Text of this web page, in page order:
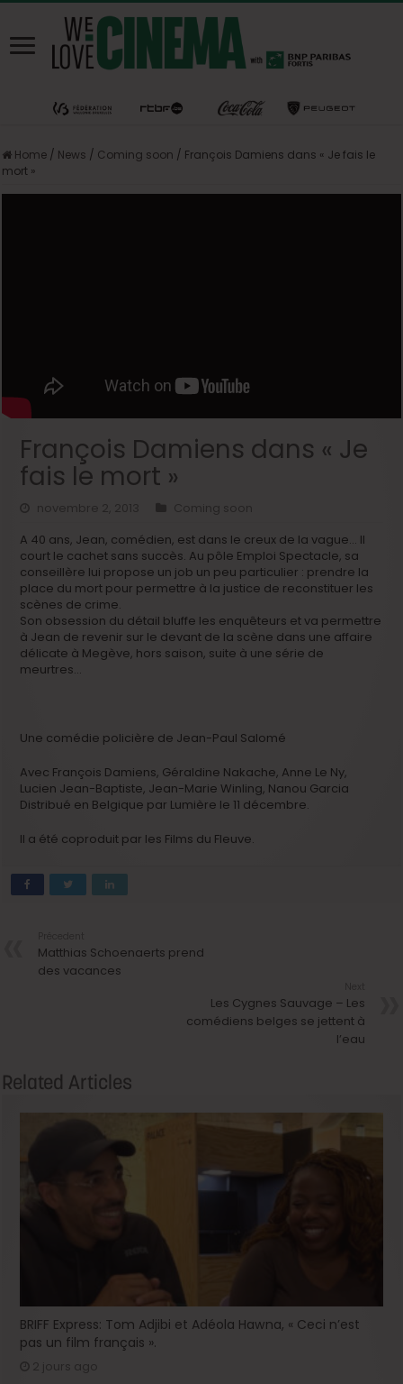
Home / News / Coming soon / François Damiens dans « Je fais le
mort »
François Damiens dans « Je
fais le mort »
novembre 2, 2013
Coming soon
A 40 ans, Jean, comédien, est dans le creux de la vague… Il
court le cachet sans succès. Au pôle Emploi Spectacle, sa
conseillère lui propose un job un peu particulier : prendre la
place du mort pour permettre à la justice de reconstituer les
scènes de crime.
Son obsession du détail bluffe les enquêteurs et va permettre
à Jean de revenir sur le devant de la scène dans une affaire
délicate à Megève, hors saison, suite à une série de
meurtres…
Une comédie policière de Jean-Paul Salomé
Avec François Damiens, Géraldine Nakache, Anne Le Ny,
Lucien Jean-Baptiste, Jean-Marie Winling, Nanou Garcia
Distribué en Belgique par Lumière le 11 décembre.
Il a été coproduit par les Films du Fleuve.
Matthias Schoenaerts prend
des vacances
Les Cygnes Sauvage – Les
comédiens belges se jettent à
l’eau
Related Articles
BRIFF Express: Tom Adjibi et Adéola Hawna, « Ceci n’est
pas un film français ».
2 jours ago